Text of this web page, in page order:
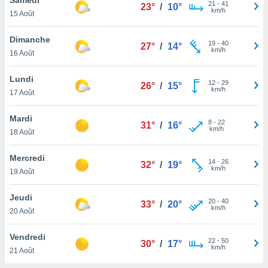
et
»,
au
vous
qu'ils
ou
le
ainsi
un
la
du
15 Août
23° / 10° 21 - 41
km/h
Dimanche
16 Août
27° / 14° 19- 40
km/h
Lundi
17 Août
26° / 15° 12- 29
km/h
Mardi
18 Août
31° / 16° 8- 22
km/h
Mercredi
19 Août
32° / 19° 14- 26
km/h
Jeudi
20 Août
33° / 20° 20- 40
km/h
Vendredi
21 Août
30° / 17° 22- 50
km/h